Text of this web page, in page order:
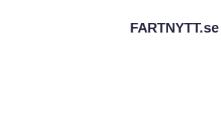
FARTNYTT.se